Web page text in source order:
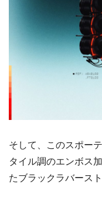
そして、このスポー
タイル調のエンボス
たブラックラバース